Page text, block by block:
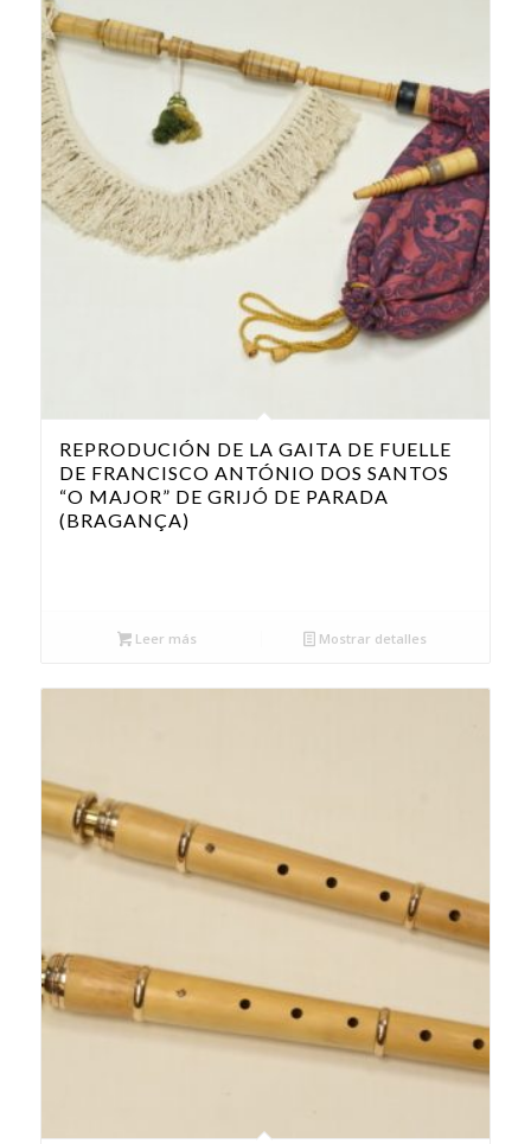
REPRODUCIÓN DE LA GAITA DE FUELLE
DE FRANCISCO ANTÓNIO DOS SANTOS
“O MAJOR” DE GRIJÓ DE PARADA
(BRAGANÇA)
Leer más Mostrar detalles